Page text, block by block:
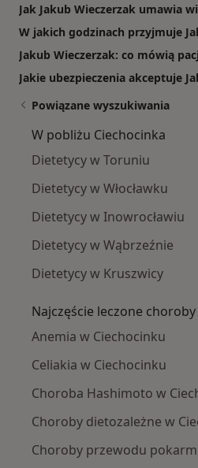
Jak Jakub Wieczerzak umawia
W jakich godzinach przyjmuje
Jakub Wieczerzak: co mówią
Jakie ubezpieczenia akceptuje
Powiązane wyszukiwania
W pobliżu Ciechocinka
Dietetycy w Toruniu
Dietetycy w Włocławku
Dietetycy w Inowrocławiu
Dietetycy w Wąbrzeźnie
Dietetycy w Kruszwicy
Najczęście leczone choroby
Anemia w Ciechocinku
Celiakia w Ciechocinku
Choroba Hashimoto w
Choroby dietozależne w
Choroby przewodu